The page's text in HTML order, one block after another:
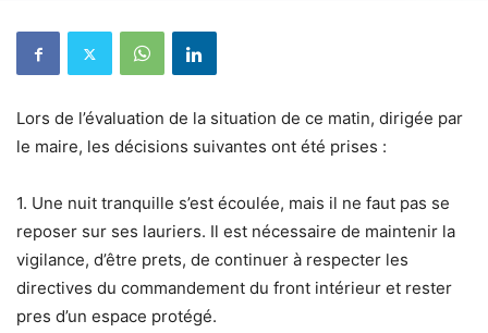
Lors de l’évaluation de la situation de ce matin, dirigée par
le maire, les décisions suivantes ont été prises :
1. Une nuit tranquille s’est écoulée, mais il ne faut pas se
reposer sur ses lauriers. Il est nécessaire de maintenir la
vigilance, d’être prets, de continuer à respecter les
directives du commandement du front intérieur et rester
pres d’un espace protégé.